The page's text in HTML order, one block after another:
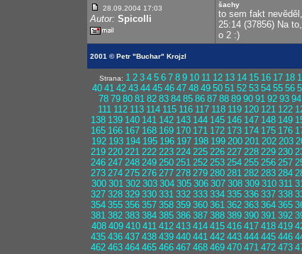
28.09.2004 17:03
Autor: Spicolli
šachy
to sem fakt
25:14 (37856) Na
o 2 :)
2001 © Petr "Buchar" Krojzl
Strana: 1 2 3 4 5 6 7 8 9 10 11 12 13 14 15 16 17 18
40 41 42 43 44 45 46 47 48 49 50 51 52 53 54 55 56
78 79 80 81 82 83 84 85 86 87 88 89 90 91 92 93 94
111 112 113 114 115 116 117 118 119 120 121 122
138 139 140 141 142 143 144 145 146 147 148 149
165 166 167 168 169 170 171 172 173 174 175 176
192 193 194 195 196 197 198 199 200 201 202 203
219 220 221 222 223 224 225 226 227 228 229 230
246 247 248 249 250 251 252 253 254 255 256 257
273 274 275 276 277 278 279 280 281 282 283 284
300 301 302 303 304 305 306 307 308 309 310 311
327 328 329 330 331 332 333 334 335 336 337 338
354 355 356 357 358 359 360 361 362 363 364 365
381 382 383 384 385 386 387 388 389 390 391 392
408 409 410 411 412 413 414 415 416 417 418 419
435 436 437 438 439 440 441 442 443 444 445 446
462 463 464 465 466 467 468 469 470 471 472 473